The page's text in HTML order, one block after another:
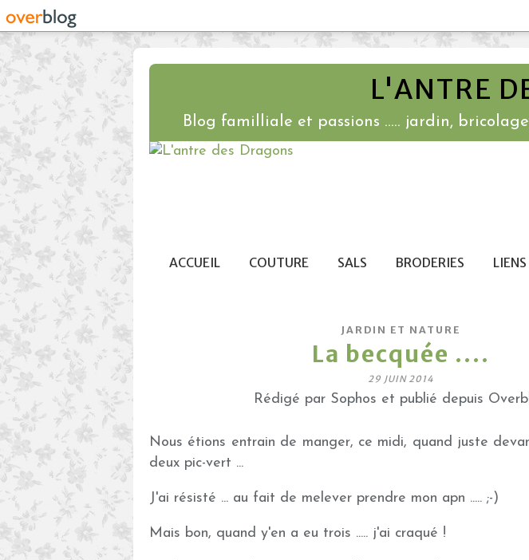
L'ANTRE
Blog familliale et passions ..... jardin,
ACCUEIL COUTURE SALS BRODERIES LIENS
JARDIN ET NATURE
La becquée ....
29 JUIN 2014
Rédigé par Sophos et publié depuis
Nous étions entrain de manger, ce midi, quand juste
deux pic-vert ...
J'ai résisté ... au fait de melever prendre mon apn ..... ;-)
Mais bon, quand y'en a eu trois ..... j'ai craqué !